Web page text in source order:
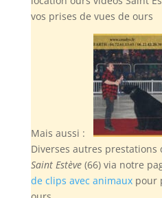
vos prises de vues de ours
Mais aussi :
Diverses autres prestations
Saint Estève(66) via notre
de clips avec animauxpour